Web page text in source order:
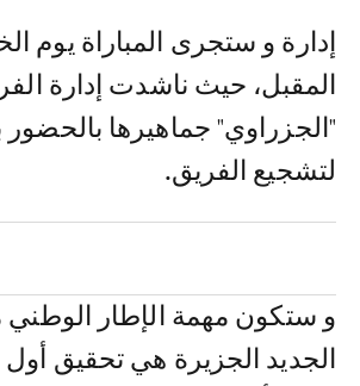
إدارة و ستجرى المباراة يوم الخميس
المقبل، حيث ناشدت إدارة
"الجزراوي" جماهيرها بالحضور
لتشجيع الفريق.
و ستكون مهمة الإطار الوطني